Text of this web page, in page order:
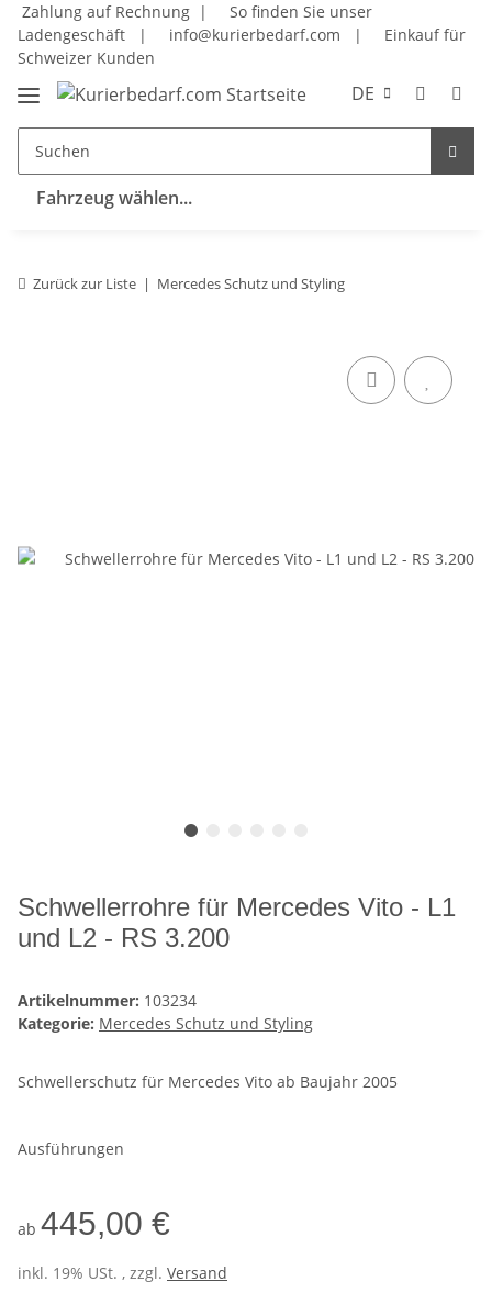
Zahlung auf Rechnung |
So finden Sie unser
Ladengeschäft
| info@kurierbedarf.com |
Einkauf für
Schweizer Kunden
DE
Fahrzeug wählen...
Zurück zur Liste Mercedes Schutz und Styling
Schwellerrohre für Mercedes Vito - L1
und L2 - RS 3.200
Artikelnummer: 103234
Kategorie: Mercedes Schutz und Styling
Schwellerschutz für Mercedes Vito ab Baujahr 2005
Ausführungen
ab 445,00 €
inkl. 19% USt. , zzgl. Versand